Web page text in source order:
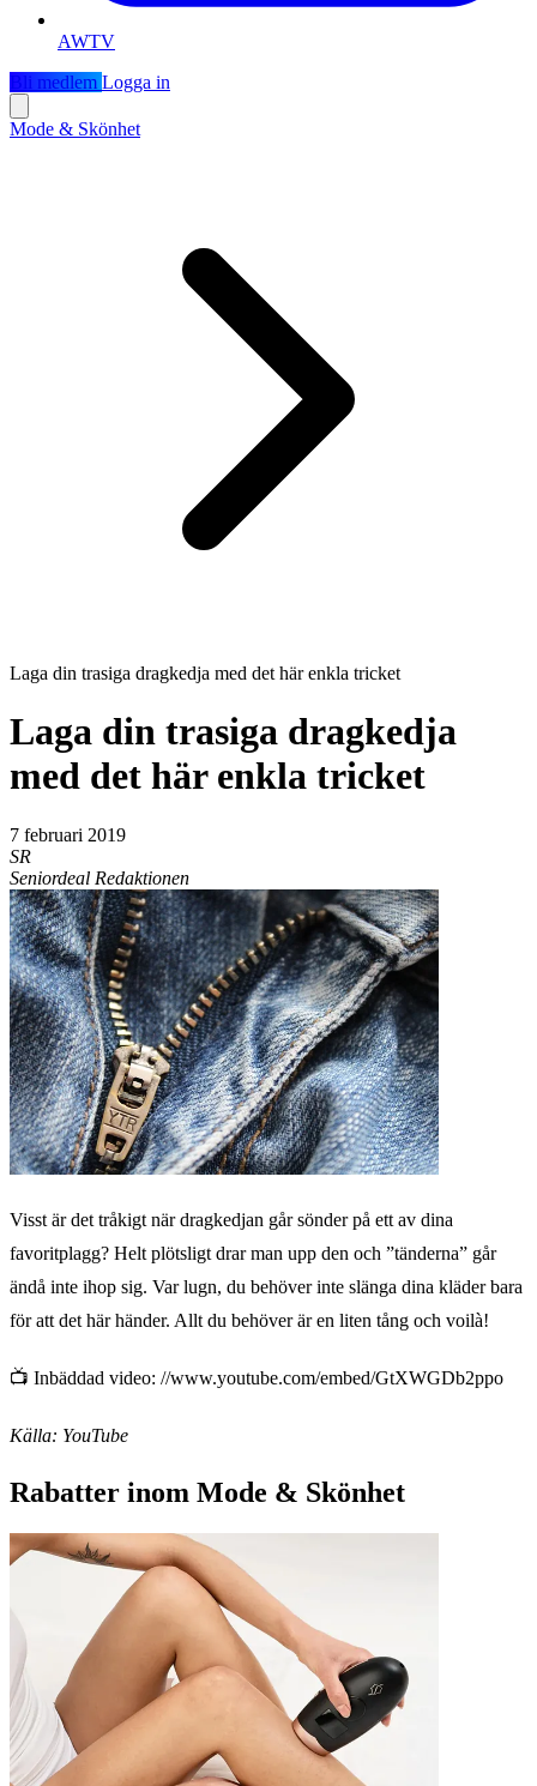
AWTV
Bli medlem Logga in
Mode & Skönhet
Laga din trasiga dragkedja med det här enkla tricket
Laga din trasiga dragkedja
med det här enkla tricket
7 februari 2019
SR
Seniordeal Redaktionen
Visst är det tråkigt när dragkedjan går sönder på ett av dina
favoritplagg? Helt plötsligt drar man upp den och ”tänderna” går
ändå inte ihop sig. Var lugn, du behöver inte slänga dina kläder bara
för att det här händer. Allt du behöver är en liten tång och voilà!
📺 Inbäddad video: //www.youtube.com/embed/GtXWGDb2ppo
Källa: YouTube
Rabatter inom Mode & Skönhet